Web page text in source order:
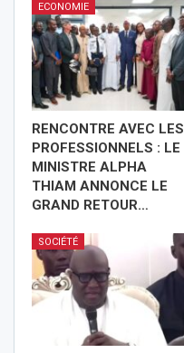
ECONOMIE
RENCONTRE AVEC LES
PROFESSIONNELS : LE
MINISTRE ALPHA
THIAM ANNONCE LE
GRAND RETOUR…
SOCIÉTÉ